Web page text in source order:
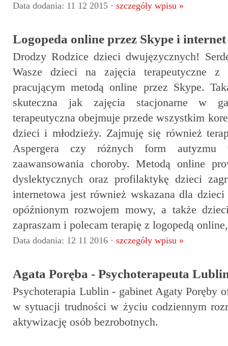
Data dodania: 11 12 2015 · szczegóły wpisu »
Logopeda online przez Skype i internet
Drodzy Rodzice dzieci dwujęzycznych!
Wasze dzieci na zajęcia terapeutyczne z
pracującym metodą online przez Skype.
skuteczna jak zajęcia stacjonarne w
terapeutyczna obejmuje przede wszystkim
dzieci i młodzieży. Zajmuję się również
Aspergera czy różnych form autyzmu
zaawansowania choroby. Metodą online
dyslektycznych oraz profilaktykę dzieci
internetowa jest również wskazana dla
opóźnionym rozwojem mowy, a także
zapraszam i polecam terapię z logopedą
Data dodania: 12 11 2016 · szczegóły wpisu »
Agata Poręba - Psychoterapeuta
Psychoterapia Lublin - gabinet Agaty Poręby
w sytuacji trudności w życiu codziennym
aktywizację osób bezrobotnych.